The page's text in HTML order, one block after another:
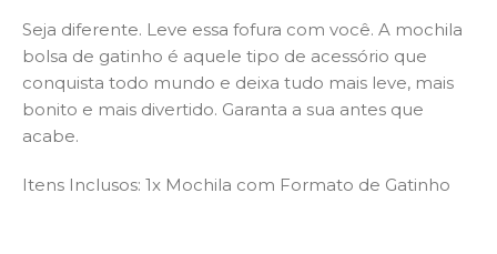
Seja diferente. Leve essa fofura com você. A mochila
bolsa de gatinho é aquele tipo de acessório que
conquista todo mundo e deixa tudo mais leve, mais
bonito e mais divertido. Garanta a sua antes que
acabe.
Itens Inclusos: 1x Mochila com Formato de Gatinho